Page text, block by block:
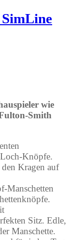
wie
Smith
Knöpfe.
den Kragen auf
Manschetten
Sitz. Edle,
Manschette.